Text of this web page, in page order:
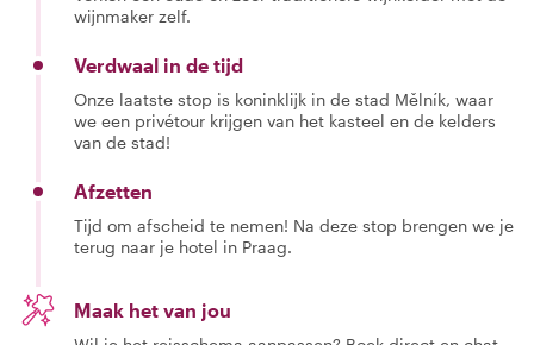
wijnmaker zelf.
Verdwaal in de tijd
Onze laatste stop is koninklijk in de stad Mělník, waar
we een privétour krijgen van het kasteel en de kelders
van de stad!
Afzetten
Tijd om afscheid te nemen! Na deze stop brengen we je
terug naar je hotel in Praag.
Maak het van jou